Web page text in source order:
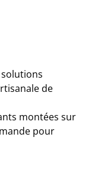
solutions
de
montées sur
pour